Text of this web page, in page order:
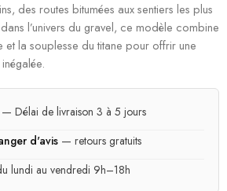
des routes bitumées aux sentiers les plus
l’univers du gravel, ce modèle combine
et la souplesse du titane pour offrir une
— Délai de livraison 3 à 5 jours
d'avis — retours gratuits
lundi au vendredi 9h–18h